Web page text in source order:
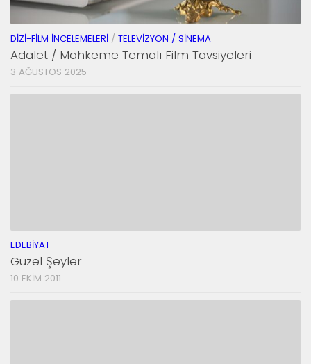
DIZI-FILM İNCELEMELERI / TELEVIZYON / SINEMA
Adalet / Mahkeme Temalı Film Tavsiyeleri
3 AĞUSTOS 2025
EDEBIYAT
Güzel Şeyler
10 EKIM 2011